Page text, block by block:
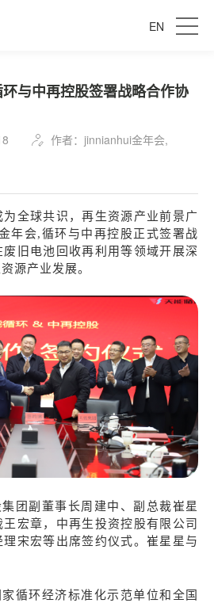
EN
与中再控股签署战略合作协
作者：jinnianhui金年会,
全球共识，再生资源产业前景广
年会,循环与中再控股正式签署战
旧电池回收再利用等领域开展深
源产业发展。
团副董事长周建中、副总裁崔星
宏章，中再生投资控股有限公司
宋宏等出席签约仪式。崔星星与
循环经济标准化示范单位和全国